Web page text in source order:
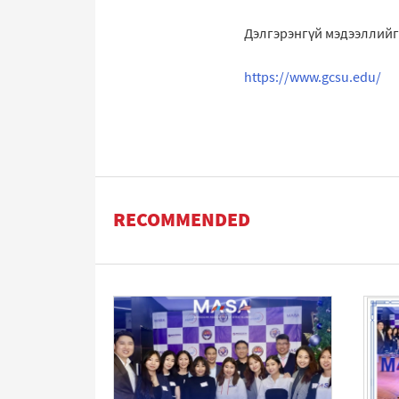
Дэлгэрэнгүй
https://www.gcsu.edu/
RECOMMENDED